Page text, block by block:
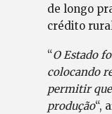
de longo
crédito
“O Estado
colocando
permitir
produção“,